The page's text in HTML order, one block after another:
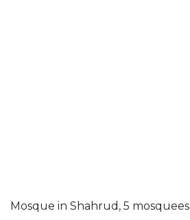
Mosque in Shahrud, 5 mosquees